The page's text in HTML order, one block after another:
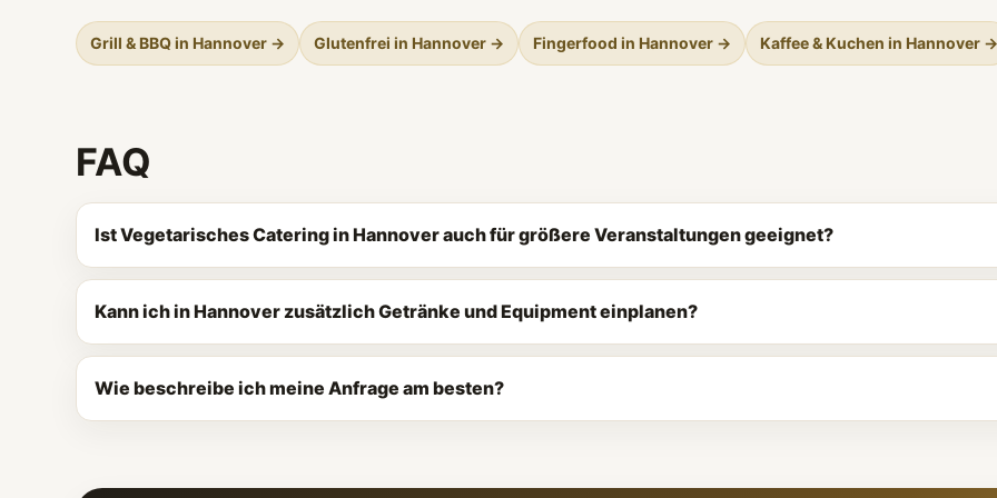
Grill & BBQ in Hannover → Glutenfrei in Hannover → Fingerfood in Hannover → Kaffee & Kuchen in Hannover →
FAQ
Ist Vegetarisches Catering in Hannover auch für größere Veranstaltungen geeignet?
Kann ich in Hannover zusätzlich Getränke und Equipment einplanen?
Wie beschreibe ich meine Anfrage am besten?